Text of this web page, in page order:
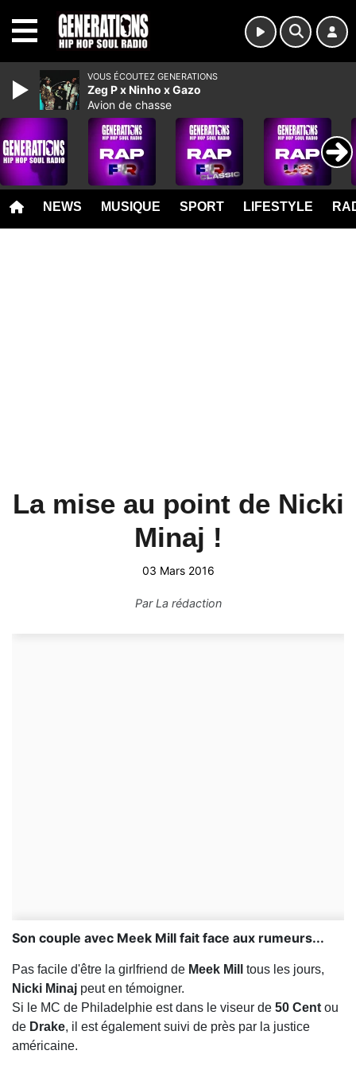
NEWS MUSIQUE SPORT LIFESTYLE
La mise au point de Nicki
Minaj !
03 Mars 2016
ParLa rédaction
Son couple avec Meek Mill fait face aux rumeurs...
Pas facile d'être la girlfriend de Meek Mill
tous les jours,
Nicki Minaj peut en témoigner.
Si le MC de Philadelphie est dans le viseur de 50 Cent ou
de Drake, il est également suivi de près par la justice
américaine.
VOUS ÉCOUTEZ GENERATIONS
Zeg P x Ninho x Gazo
Avion de chasse